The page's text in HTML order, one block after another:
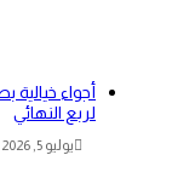
أجواء
لربع النهائي
يوليو 5, 2026